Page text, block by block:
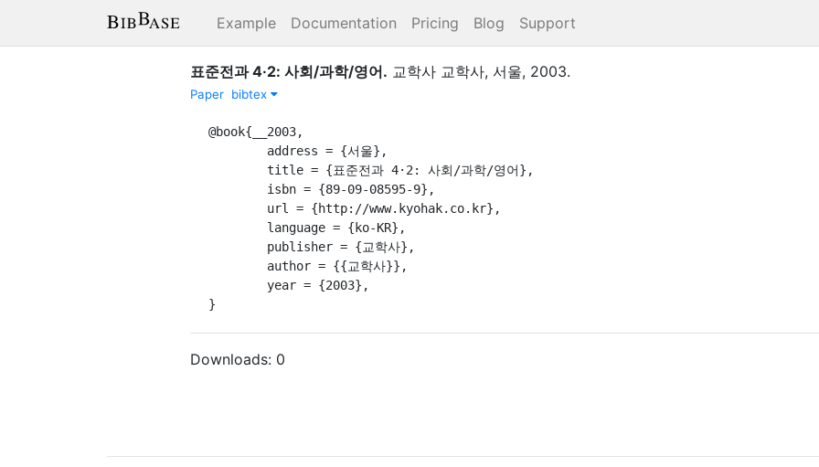
Example Documentation Pricing Blog Support
표준전과 4·2: 사회/과학/영어. 교학사 교학사, 서울, 2003.
Paper bibtex
@book{__2003,
}
Downloads: 0